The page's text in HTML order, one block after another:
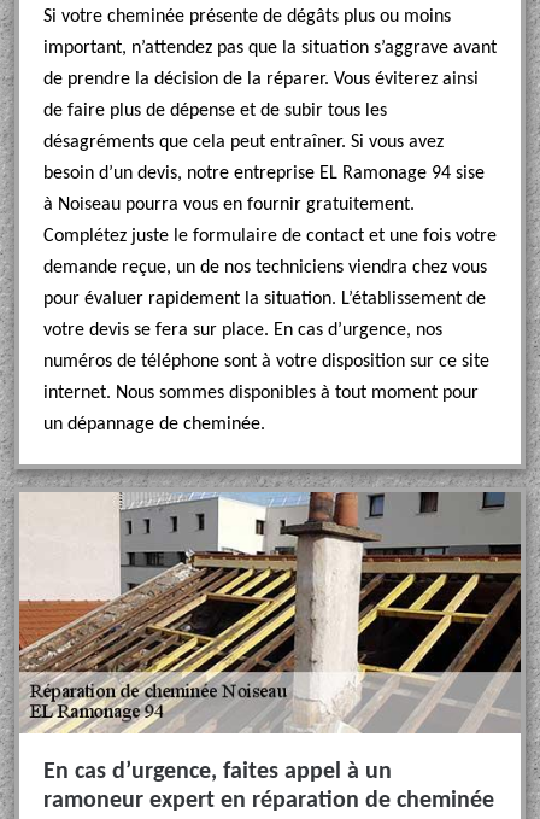
Si votre cheminée présente de dégâts plus ou moins
important, n’attendez pas que la situation s’aggrave avant
de prendre la décision de la réparer. Vous éviterez ainsi
de faire plus de dépense et de subir tous les
désagréments que cela peut entraîner. Si vous avez
besoin d’un devis, notre entreprise EL Ramonage 94 sise
à Noiseau pourra vous en fournir gratuitement.
Complétez juste le formulaire de contact et une fois votre
demande reçue, un de nos techniciens viendra chez vous
pour évaluer rapidement la situation. L’établissement de
votre devis se fera sur place. En cas d’urgence, nos
numéros de téléphone sont à votre disposition sur ce site
internet. Nous sommes disponibles à tout moment pour
un dépannage de cheminée.
En cas d’urgence, faites appel à un
ramoneur expert en réparation de cheminée